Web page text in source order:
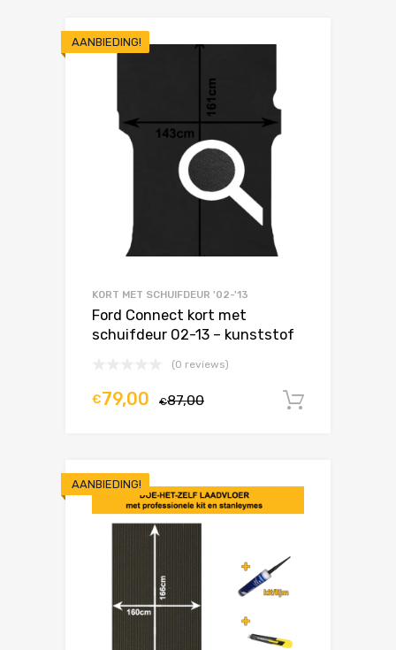
AANBIEDING!
KORT MET SCHUIFDEUR '02-'13
Ford Connect kort met
schuifdeur 02-13 – kunststof
(0 reviews)
€87,00
€79,00
AANBIEDING!